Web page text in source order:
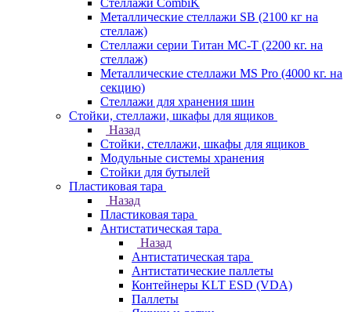
Стеллажи CombiK
Металлические стеллажи SB (2100 кг на
стеллаж)
Стеллажи серии Титан МС-Т (2200 кг. на
стеллаж)
Металлические стеллажи MS Pro (4000 кг. на
секцию)
Стеллажи для хранения шин
Стойки, стеллажи, шкафы для ящиков
Назад
Стойки, стеллажи, шкафы для ящиков
Модульные системы хранения
Стойки для бутылей
Пластиковая тара
Назад
Пластиковая тара
Антистатическая тара
Назад
Антистатическая тара
Антистатические паллеты
Контейнеры KLT ESD (VDA)
Паллеты